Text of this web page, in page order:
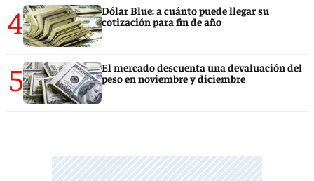
4
Dólar Blue: a cuánto puede llegar su
cotización para fin de año
5
El mercado descuenta una devaluación del
peso en noviembre y diciembre